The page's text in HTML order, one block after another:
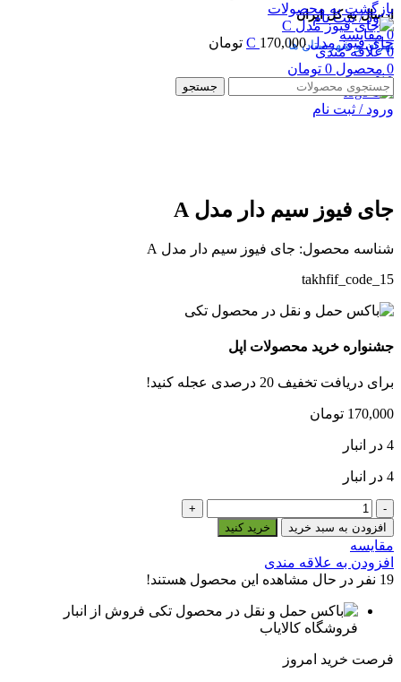
ارسال به کل ایران
تهران و شهرستان ها
منو
ورود / ثبت نام
ورود / ثبت نام
0 مقایسه
0 علاقه مندی
0 محصول 0 تومان
جستجو
بازگشت به محصولات
جای فیوز مدل C170,000 تومان
جای فیوز سیم دار مدل A
شناسه محصول: جای فیوز سیم دار مدل A
takhfif_code_15
جشنواره خرید محصولات اپل
برای دریافت تخفیف 20 درصدی عجله کنید!
170,000 تومان
4 در انبار
4 در انبار
جای
فیوز
سیم
دار
مدل
عدد
افزودن به سبد خرید خرید کنید
مقایسه
افزودن به علاقه مندی
19 نفر در حال مشاهده این محصول هستند!
فروش از انبار
فروشگاه کالایاب
فرصت خرید امروز